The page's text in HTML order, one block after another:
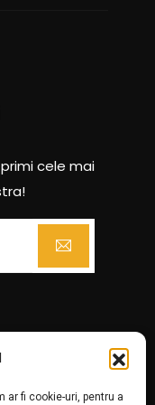
ar fi cookie-uri, pentru a
cele mai